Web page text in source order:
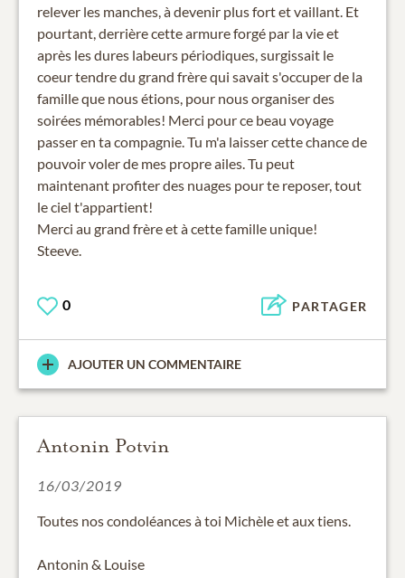
relever les manches, à devenir plus fort et vaillant. Et
pourtant, derrière cette armure forgé par la vie et
après les dures labeurs périodiques, surgissait le
coeur tendre du grand frère qui savait s'occuper de la
famille que nous étions, pour nous organiser des
soirées mémorables! Merci pour ce beau voyage
passer en ta compagnie. Tu m'a laisser cette chance de
pouvoir voler de mes propre ailes. Tu peut
maintenant profiter des nuages pour te reposer, tout
le ciel t'appartient!
Merci au grand frère et à cette famille unique!
Steeve.
0 PARTAGER
AJOUTER UN COMMENTAIRE
Antonin Potvin
16/03/2019
Toutes nos condoléances à toi Michèle et aux tiens.
Antonin & Louise